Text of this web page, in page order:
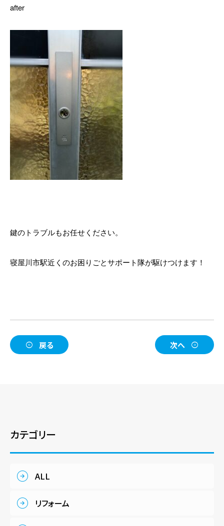
after
鍵のトラブルもお任せください。
寝屋川市駅近くのお困りごとサポート隊が駆けつけます！
戻る 次へ
カテゴリー
ALL
リフォーム